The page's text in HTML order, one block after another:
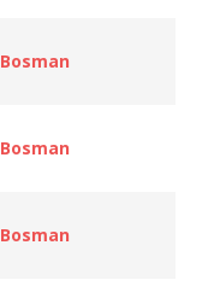
Bosman
Bosman
Bosman